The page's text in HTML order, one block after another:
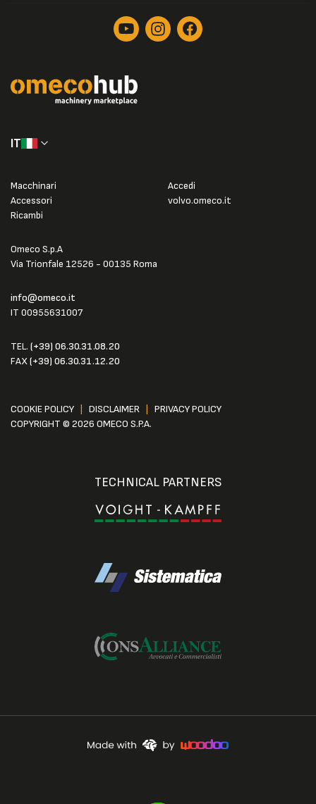
IT
Omeco S.p.A
Via Trionfale 12526 - 00135 Roma
info@omeco.it
IT 00955631007
TEL. (+39) 06.30.31.08.20
FAX(+39) 06.30.31.12.20
Macchinari
Accessori
Ricambi
Accedi
volvo.omeco.it
COOKIE POLICY DISCLAIMER
PRIVACY POLICY
COPYRIGHT © 2026 OMECO S.P.A.
TECHNICAL PARTNERS